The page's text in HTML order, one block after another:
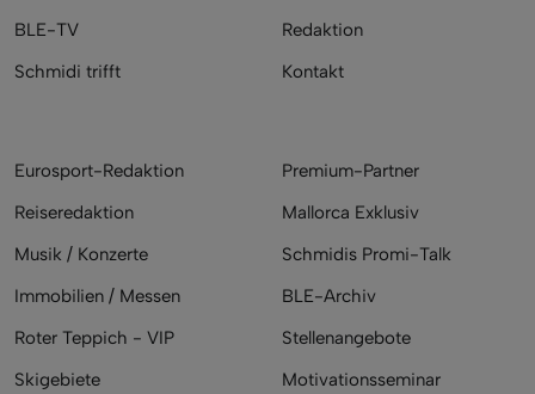
BLE-TV
Schmidi trifft
Eurosport-Redaktion
Reiseredaktion
Musik / Konzerte
Immobilien / Messen
Roter Teppich - VIP
Skigebiete
Redaktion
Kontakt
Premium-Partner
Mallorca Exklusiv
Schmidis Promi-Talk
BLE-Archiv
Stellenangebote
Motivationsseminar